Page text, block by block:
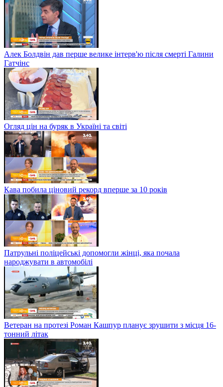
Алек Болдвін дав перше велике інтерв'ю після смерті Галини
Гатчінс
Огляд цін на буряк в Україні та світі
Кава побила ціновий рекорд вперше за 10 років
Патрульні поліцейські допомогли жінці, яка почала
народжувати в автомобілі
Ветеран на протезі Роман Кашпур планує зрушити з місця 16-
тонний літак